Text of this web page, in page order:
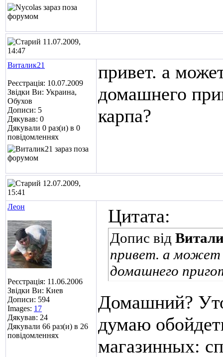
11.07.2009,
14:47
Виталик21
Реєстрація: 10.07.2009
Звідки Ви: Украина,
Обухов
Дописи: 5
Дякував: 0
Дякували 0 раз(и) в 0
повідомленнях
привет. а
домашнего
карпа?
12.07.2009,
15:41
Леон
Реєстрація: 11.06.2006
Звідки Ви: Киев
Дописи: 594
Images: 17
Дякував: 24
Дякували 66 раз(и) в 26
повідомленнях
Цитата:
Допис від
привет. а может
домашнего
Домашний?
думаю
магазинных: